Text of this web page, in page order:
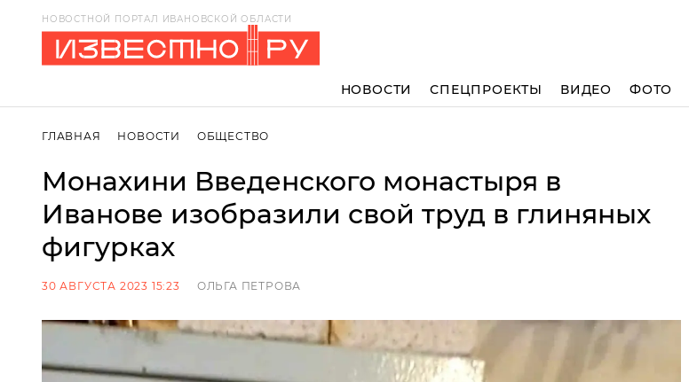
НОВОСТНОЙ ПОРТАЛ ИВАНОВСКОЙ ОБЛАСТИ
НОВОСТИ СПЕЦПРОЕКТЫ ВИДЕО ФОТО
ГЛАВНАЯ НОВОСТИ ОБЩЕСТВО
Монахини Введенского монастыря в
Иванове изобразили свой труд в глиняных
фигурках
30 АВГУСТА 2023 15:23 ОЛЬГА ПЕТРОВА